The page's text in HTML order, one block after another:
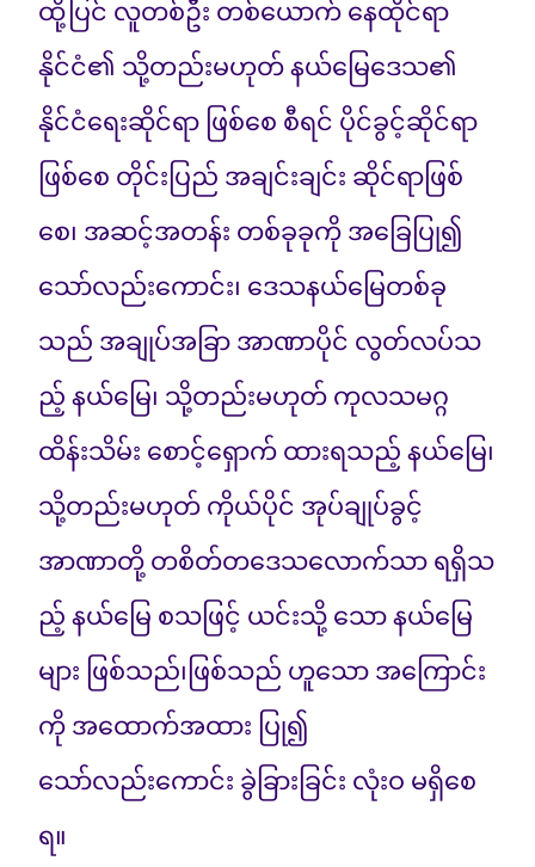
ထို့ပြင် လူတစ်ဦး တစ်ယောက် နေထိုင်ရာ
နိုင်ငံ၏ သို့တည်းမဟုတ် နယ်မြေဒေသ၏
နိုင်ငံရေးဆိုင်ရာ ဖြစ်စေ စီရင် ပိုင်ခွင့်ဆိုင်ရာ
ဖြစ်စေ တိုင်းပြည် အချင်းချင်း ဆိုင်ရာဖြစ်
စေ၊ အဆင့်အတန်း တစ်ခုခုကို အခြေပြု၍
သော်လည်းကောင်း၊ ဒေသနယ်မြေတစ်ခု
သည် အချုပ်အခြာ အာဏာပိုင် လွတ်လပ်သ
ည့် နယ်မြေ၊ သို့တည်းမဟုတ် ကုလသမဂ္ဂ
ထိန်းသိမ်း စောင့်ရှောက် ထားရသည့် နယ်မြေ၊
သို့တည်းမဟုတ် ကိုယ်ပိုင် အုပ်ချုပ်ခွင့်
အာဏာတို့ တစိတ်တဒေသလောက်သာ ရရှိသ
ည့် နယ်မြေ စသဖြင့် ယင်းသို့ သော နယ်မြေ
များ ဖြစ်သည်၊ဖြစ်သည် ဟူသော အကြောင်း
ကို အထောက်အထား ပြု၍
သော်လည်းကောင်း ခွဲခြားခြင်း လုံးဝ မရှိစေ
ရ။